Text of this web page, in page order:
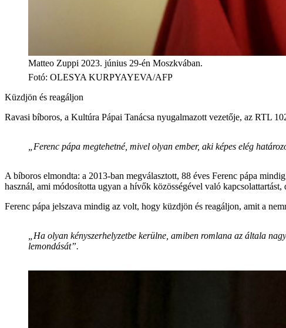
Matteo Zuppi 2023. június 29-én Moszkvában.
Fotó: OLESYA KURPYAYEVA/AFP
Küzdjön és reagáljon
Ravasi bíboros, a Kultúra Pápai Tanácsa nyugalmazott vezetője, az RTL
„Ferenc pápa megtehetné, mivel olyan ember, aki képes elég
A bíboros elmondta: a 2013-ban megválasztott, 88 éves Ferenc pápa
használ, ami módosította ugyan a hívők közösségével való
Ferenc pápa jelszava mindig az volt, hogy küzdjön és reagáljon, amit a
„Ha olyan kényszerhelyzetbe kerülne, amiben romlana az általa
lemondását”.